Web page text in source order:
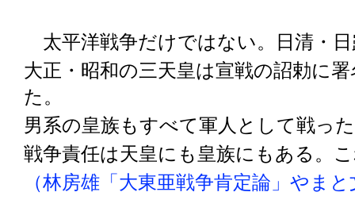
太平洋戦争だけではない。日清・
大正・昭和の三天皇は宣戦の詔勅に
た。
男系の皇族もすべて軍人として戦っ
戦争責任は天皇にも皇族にもある。
（林房雄「大東亜戦争肯定論」やま